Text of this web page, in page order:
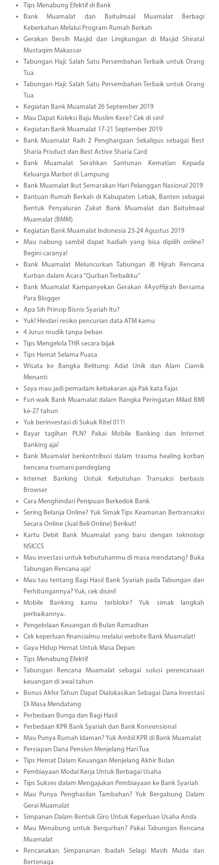
Tips Menabung Efektif di Bank
Bank Muamalat dan Baitulmaal Muamalat Berbagi
Keberkahan Melalui Program Rumah Berkah
Gerakan Bersih Masjid dan Lingkungan di Masjid Shiratal
Mustaqim Makassar
Tabungan Haji: Salah Satu Persembahan Terbaik untuk Orang
Tua
Tabungan Haji: Salah Satu Persembahan Terbaik untuk Orang
Tua
Kegiatan Bank Muamalat 26 September 2019
Mau Dapat Koleksi Baju Muslim Kece? Cek di sini!
Kegiatan Bank Muamalat 17-21 September 2019
Bank Muamalat Raih 2 Penghargaan Sekaligus sebagai Best
Sharia Product dan Best Active Sharia Card
Bank Muamalat Serahkan Santunan Kematian Kepada
Keluarga Marbot di Lampung
Bank Muamalat Ikut Semarakan Hari Pelanggan Nasional 2019
Bantuan Rumah Berkah di Kabupaten Lebak, Banten sebagai
Bentuk Penyaluran Zakat Bank Muamalat dan Baitulmaal
Muamalat (BMM)
Kegiatan Bank Muamalat Indonesia 23-24 Agustus 2019
Mau nabung sambil dapat hadiah yang bisa dipilih online?
Begini caranya!
Bank Muamalat Meluncurkan Tabungan iB Hijrah Rencana
Kurban dalam Acara “Qurban Terbaikku”
Bank Muamalat Kampanyekan Gerakan #AyoHijrah Bersama
Para Blogger
Apa Sih Prinsip Bisnis Syariah Itu?
Yuk! Hindari resiko pencurian data ATM kamu
4 Jurus mudik tanpa beban
Tips Mengelola THR secara bijak
Tips Hemat Selama Puasa
Wisata ke Bangka Belitung: Adat Unik dan Alam Ciamik
Menanti
Saya mau jadi pemadam kebakaran aja Pak kata Fajar.
Fun walk Bank Muamalat dalam Rangka Peringatan Milad BMI
ke-27 tahun
Yuk berinvestasi di Sukuk Ritel 011!
Bayar tagihan PLN? Pakai Mobile Banking dan Internet
Banking aja!
Bank Muamalat berkontribusi dalam trauma healing korban
bencana tsumani pandeglang
Internet Banking Untuk Kebutuhan Transaksi berbasis
Browser
Cara Menghindari Penipuan Berkedok Bank
Sering Belanja Online? Yuk Simak Tips Keamanan Bertransaksi
Secara Online (Jual Beli Online) Berikut!
Kartu Debit Bank Muamalat yang baru dengan teknologi
NSICCS
Mau investasi untuk kebutuhanmu di masa mendatang? Buka
Tabungan Rencana aja!
Mau tau tentang Bagi Hasil Bank Syariah pada Tabungan dan
Perhitungannya? Yuk, cek disini!
Mobile Banking kamu terblokir? Yuk simak langkah
perbaikannya.
Pengelolaan Keuangan di Bulan Ramadhan
Cek keperluan finansialmu melalui website Bank Muamalat!
Gaya Hidup Hemat Untuk Masa Depan
Tips Menabung Efektif
Tabungan Rencana Muamalat sebagai solusi perencanaan
keuangan di awal tahun
Bonus Akhir Tahun Dapat Dialokasikan Sebagai Dana Investasi
Di Masa Mendatang
Perbedaan Bunga dan Bagi Hasil
Perbedaan KPR Bank Syariah dan Bank Konvensional
Mau Punya Rumah Idaman? Yuk Ambil KPR di Bank Muamalat
Persiapan Dana Pensiun Menjelang Hari Tua
Tips Hemat Dalam Keuangan Menjelang Akhir Bulan
Pembiayaan Modal Kerja Untuk Berbagai Usaha
Tips Sukses dalam Mengajukan Pembiayaan ke Bank Syariah
Mau Punya Penghasilan Tambahan? Yuk Bergabung Dalam
Gerai Muamalat
Simpanan Dalam Bentuk Giro Untuk Keperluan Usaha Anda
Mau Menabung untuk Berqurban? Pakai Tabungan Rencana
Muamalat
Rencanakan Simpananan Ibadah Selagi Masih Muda dan
Bertenaga